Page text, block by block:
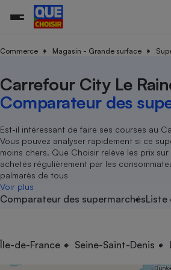
Commerce Magasin - Grande surface
Carrefour City Le
Comparateur des
Est-il intéressant de faire ses courses au
Vous pouvez analyser rapidement si ce
moins chers. Que Choisir relève les prix
achetés régulièrement par les
palmarès de tous
Voir plus
Comparateur des supermarchésListe
Île-de-France Seine-Saint-Denis
Train
Toutes les actualités
Enquêtes
Guides d'achat
Conseils
Brèves
Tous les services
Soumettre un litige
Lettres types
Rencontrer une association
Tous nos combats
Nos actions
Nos grandes victoires
Les billets de la présidente
Nos associations locales
Nous rejoindre
En savoir plus sur Que Choisir
L’association
Nos missions
Notre méthodologie
Notre financement
Nos partenaires
Nous rejoindre